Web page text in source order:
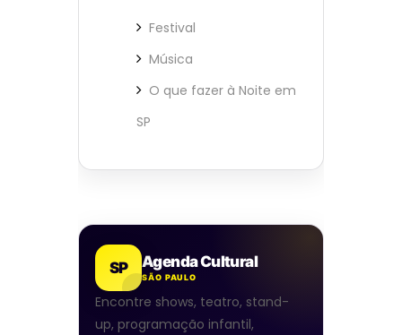
Festival
Música
O que fazer à Noite em
SP
SP Agenda Cultural
SÃO PAULO
Encontre shows, teatro, stand-
up, programação infantil,